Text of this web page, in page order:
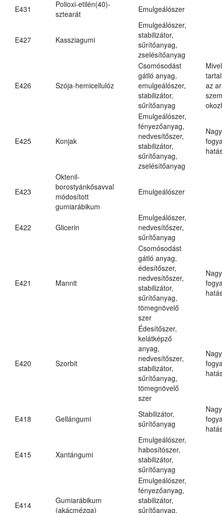
E431
Polioxi-etilén(40)-
sztearát
Emulgeálószer
E427 Kassziagumi
Emulgeálószer,
stabilizátor,
sűrítőanyag,
zselésítőanyag
E426 Szója-hemicellulóz
Csomósodást
gátló anyag,
emulgeálószer,
stabilizátor,
sűrítőanyag
az
E425 Konjak
Emulgeálószer,
fényezőanyag,
nedvesítőszer,
stabilizátor,
sűrítőanyag,
zselésítőanyag
E423
Oktenil-
borostyánkősavval
módosított
gumiarábikum
Emulgeálószer
E422 Glicerin
Emulgeálószer,
nedvesítőszer,
sűrítőanyag
E421 Mannit
Csomósodást
gátló anyag,
édesítőszer,
nedvesítőszer,
stabilizátor,
sűrítőanyag,
tömegnövelő
szer
E420 Szorbit
Édesítőszer,
kelátképző
anyag,
nedvesítőszer,
stabilizátor,
sűrítőanyag,
tömegnövelő
szer
E418 Gellángumi
Stabilizátor,
sűrítőanyag
E415 Xantángumi
Emulgeálószer,
habosítószer,
stabilizátor,
sűrítőanyag
E414
Gumiarábikum
(akácmézga)
Emulgeálószer,
fényezőanyag,
stabilizátor,
sűrítőanyag,